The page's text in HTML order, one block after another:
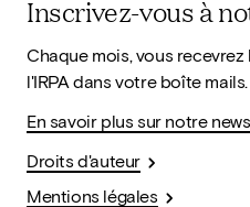
Inscrivez-vous à
Chaque mois, vous
l'IRPA dans votre boîte mails.
En savoir plus sur notre
Droits d'auteur
Mentions légales